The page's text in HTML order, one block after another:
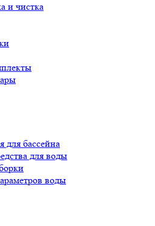
и чистка
для бассейна
для воды
воды